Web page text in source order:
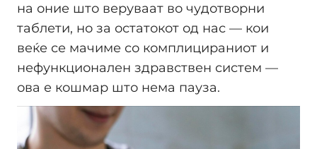
на оние што веруваат во чудотворни
таблети, но за остатокот од нас — кои
веќе се мачиме со комплицираниот и
нефункционален здравствен систем —
ова е кошмар што нема пауза.